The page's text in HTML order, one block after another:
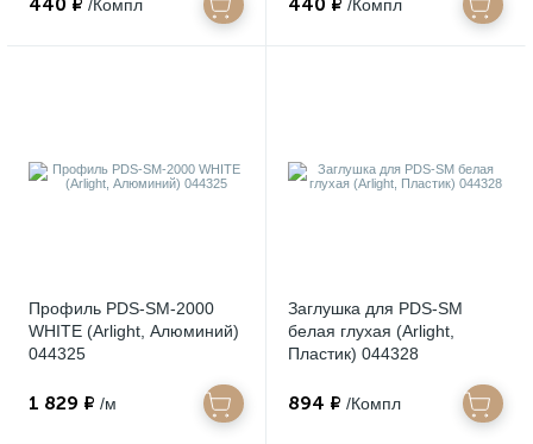
/Компл /Компл
Профиль PDS-SM-2000
WHITE (Arlight, Алюминий)
044325
1 829 ₽ /м
Заглушка для PDS-SM
белая глухая (Arlight,
Пластик) 044328
894 ₽ /Компл